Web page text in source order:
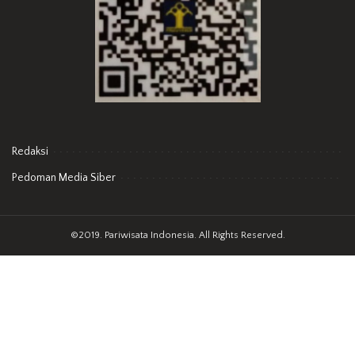
Redaksi
Pedoman Media Siber
©2019. Pariwisata Indonesia. All Rights Reserved.